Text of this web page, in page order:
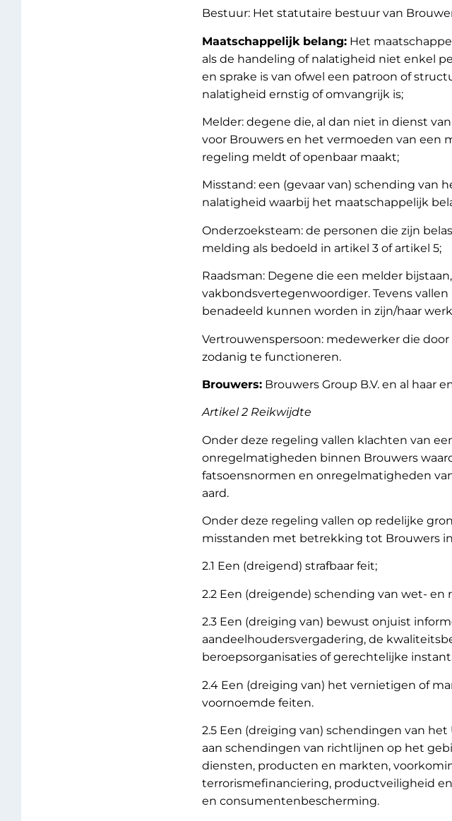
Bestuur: Het statutaire bestuur van
Maatschappelijk belang: Het
als de handeling of nalatigheid niet enkel
en sprake is van ofwel een patroon of
nalatigheid ernstig of omvangrijk is;
Melder: degene die, al dan niet in dienst
voor Brouwers en het vermoeden van een
regeling meldt of openbaar maakt;
Misstand: een (gevaar van) schending van
nalatigheid waarbij het maatschappelijk
Onderzoeksteam: de personen die zijn
melding als bedoeld in artikel 3 of artikel 5;
Raadsman: Degene die een melder
vakbondsvertegenwoordiger. Tevens
benadeeld kunnen worden in zijn/haar
Vertrouwenspersoon: medewerker die
zodanig te functioneren.
Brouwers: Brouwers Group B.V. en al haar
Artikel 2 Reikwijdte
Onder deze regeling vallen klachten van
onregelmatigheden binnen Brouwers
fatsoensnormen en onregelmatigheden
aard.
Onder deze regeling vallen op redelijke
misstanden met betrekking tot Brouwers
2.1 Een (dreigend) strafbaar feit;
2.2 Een (dreigende) schending van wet- en
2.3 Een (dreiging van) bewust onjuist
aandeelhoudersvergadering, de
beroepsorganisaties of gerechtelijke
2.4 Een (dreiging van) het vernietigen of
voornoemde feiten.
2.5 Een (dreiging van) schendingen van
aan schendingen van richtlijnen op het
diensten, producten en markten,
terrorismefinanciering, productveiligheid
en consumentenbescherming.